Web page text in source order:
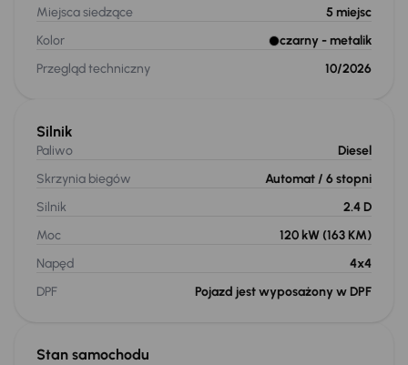
Miejsca siedzące
5 miejsc
Kolor
czarny - metalik
Przegląd techniczny
10/2026
Stan samochodu
Silnik
Paliwo
Diesel
Skrzynia biegów
Automat / 6 stopni
Silnik
2.4 D
Moc
120 kW (163 KM)
Napęd
4x4
DPF
Pojazd jest wyposażony w DPF